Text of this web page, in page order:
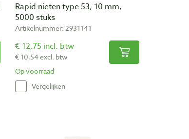
Rapid nieten type 53, 10 mm,
5000 stuks
Artikelnummer: 2931141
€ 12,75 incl. btw
€ 10,54 excl. btw
Op voorraad
Vergelijken